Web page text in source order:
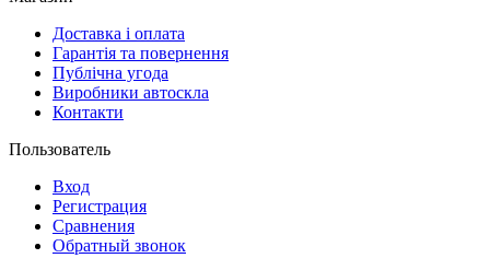
Доставка і оплата
Гарантія та повернення
Публічна угода
Виробники автоскла
Контакти
Пользователь
Вход
Регистрация
Сравнения
Обратный звонок